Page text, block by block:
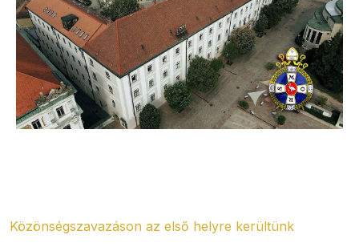
Közönségszavazáson az első helyre kerültünk